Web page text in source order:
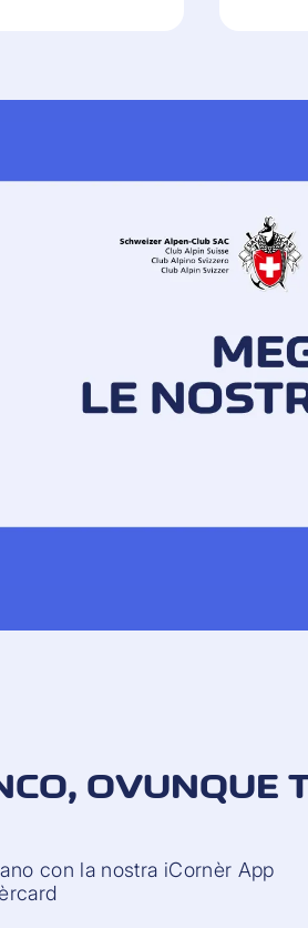
OVUNQUE
con la nostra iCornèr App